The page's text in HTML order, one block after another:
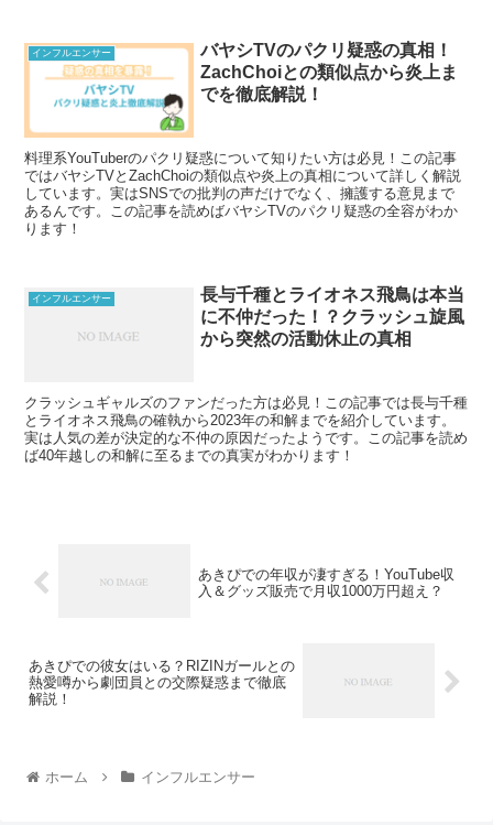
インフルエンサー
バヤシTVのパクリ疑惑の真相！
ZachChoiとの類似点から炎上ま
でを徹底解説！
料理系YouTuberのパクリ疑惑について知りたい方は必見！この記事
ではバヤシTVとZachChoiの類似点や炎上の真相について詳しく解説
しています。実はSNSでの批判の声だけでなく、擁護する意見まで
あるんです。この記事を読めばバヤシTVのパクリ疑惑の全容がわか
ります！
インフルエンサー
長与千種とライオネス飛鳥は本当
に不仲だった！？クラッシュ旋風
から突然の活動休止の真相
クラッシュギャルズのファンだった方は必見！この記事では長与千種
とライオネス飛鳥の確執から2023年の和解までを紹介しています。
実は人気の差が決定的な不仲の原因だったようです。この記事を読め
ば40年越しの和解に至るまでの真実がわかります！
あきぴでの年収が凄すぎる！YouTube収
入＆グッズ販売で月収1000万円超え？
あきぴでの彼女はいる？RIZINガールとの
熱愛噂から劇団員との交際疑惑まで徹底
解説！
ホーム インフルエンサー